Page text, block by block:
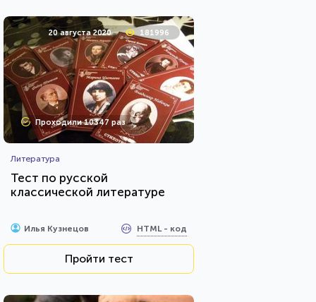
20 августа 2020 181996
Проходили 10347 раз
Литература
Тест по русской
классической литературе
Илья Кузнецов HTML - код
Пройти тест